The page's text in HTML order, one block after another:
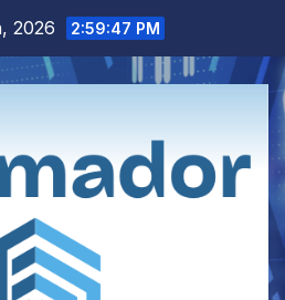
2026 2:59:47 PM